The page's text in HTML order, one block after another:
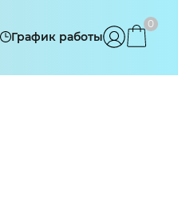
График работы
0